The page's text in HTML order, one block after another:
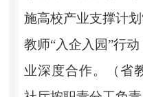
施高校产业支撑计
教师“入企入园”行
业深度合作。（省